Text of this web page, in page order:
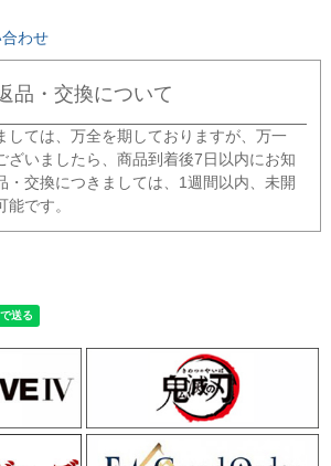
わせ
品・交換について
しては、万全を期しておりますが、万一
ざいましたら、商品到着後7日以内にお知
・交換につきましては、1週間以内、未開
です。